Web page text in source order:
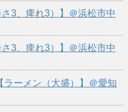
3、痺れ3）】＠浜松市中
3、痺れ3）】＠浜松市中
ラーメン（大盛）】＠愛知